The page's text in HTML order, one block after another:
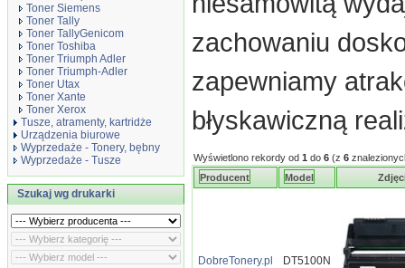
Toner Siemens
Toner Tally
Toner TallyGenicom
Toner Toshiba
Toner Triumph Adler
Toner Triumph-Adler
Toner Utax
Toner Xante
Toner Xerox
Tusze, atramenty, kartridże
Urządzenia biurowe
Wyprzedaże - Tonery, bębny
Wyprzedaże - Tusze
Szukaj wg drukarki
zachowaniu
zapewniamy
błyskawiczną
Wyświetlono rekordy od 1 do 6 (z 6
Producent
Model
DobreTonery.pl DT5100N